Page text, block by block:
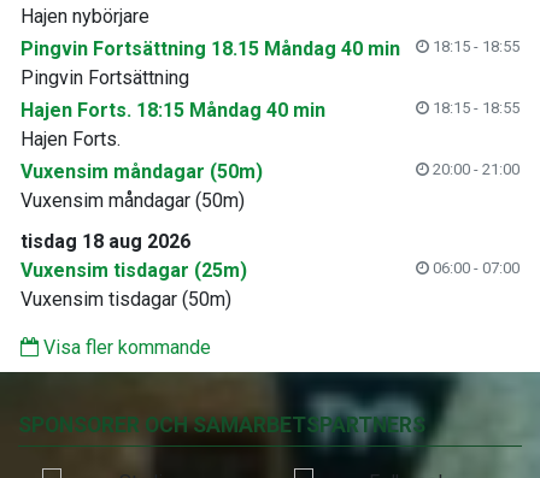
Hajen nybörjare
Pingvin Fortsättning 18.15 Måndag 40 min
18:15 - 18:55
Pingvin Fortsättning
Hajen Forts. 18:15 Måndag 40 min
18:15 - 18:55
Hajen Forts.
Vuxensim måndagar (50m)
20:00 - 21:00
Vuxensim måndagar (50m)
tisdag 18 aug 2026
Vuxensim tisdagar (25m)
06:00 - 07:00
Vuxensim tisdagar (50m)
Visa fler kommande
SPONSORER OCH SAMARBETSPARTNERS